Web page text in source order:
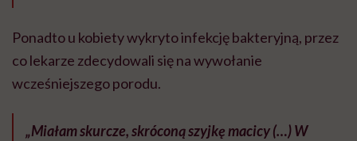
Ponadto u kobiety wykryto infekcję bakteryjną, przez
co lekarze zdecydowali się na wywołanie
wcześniejszego porodu.
„Miałam skurcze, skróconą szyjkę macicy (…) W